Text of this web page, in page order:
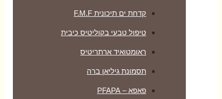
קדחת ים תיכונית F.M.F
טיפול טבעי בקוליטיס כיבית
ראומטואיד ארתריטיס
תסמונת גיליאן ברה
פאפא – PFAPA